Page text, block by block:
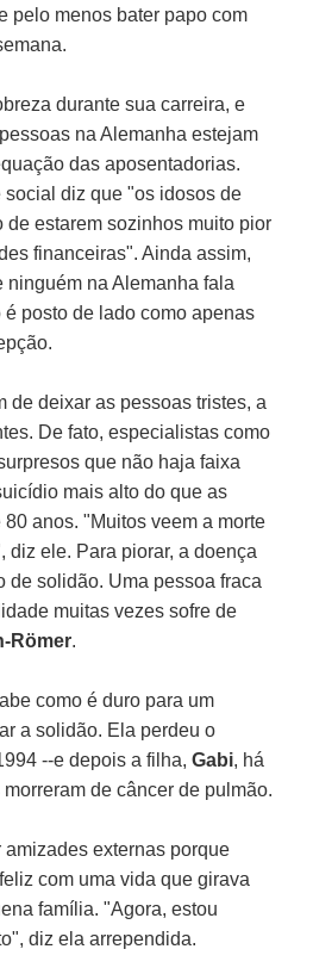
pelo menos bater papo com
durante sua carreira, e
na Alemanha estejam
das aposentadorias.
social diz que "os idosos de
de estarem sozinhos muito pior
financeiras". Ainda assim,
ninguém na Alemanha fala
posto de lado como apenas
de deixar as pessoas tristes, a
De fato, especialistas como
que não haja faixa
mais alto do que as
anos. "Muitos veem a morte
diz ele. Para piorar, a doença
de solidão. Uma pessoa fraca
muitas vezes sofre de
Römer.
como é duro para um
a solidão. Ela perdeu o
--e depois a filha,Gabi, há
de câncer de pulmão.
amizades externas porque
com uma vida que girava
família. "Agora, estou
diz ela arrependida.